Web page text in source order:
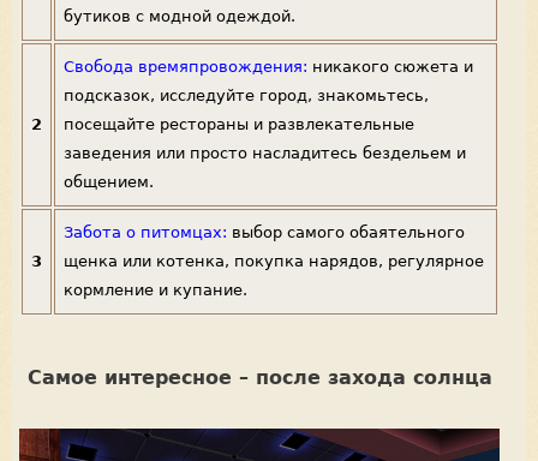
бутиков с модной одеждой.
2
Свобода времяпровождения: никакого сюжета и
подсказок, исследуйте город, знакомьтесь,
посещайте рестораны и развлекательные
заведения или просто насладитесь бездельем и
общением.
3
Забота о питомцах: выбор самого обаятельного
щенка или котенка, покупка нарядов, регулярное
кормление и купание.
Самое интересное – после захода солнца